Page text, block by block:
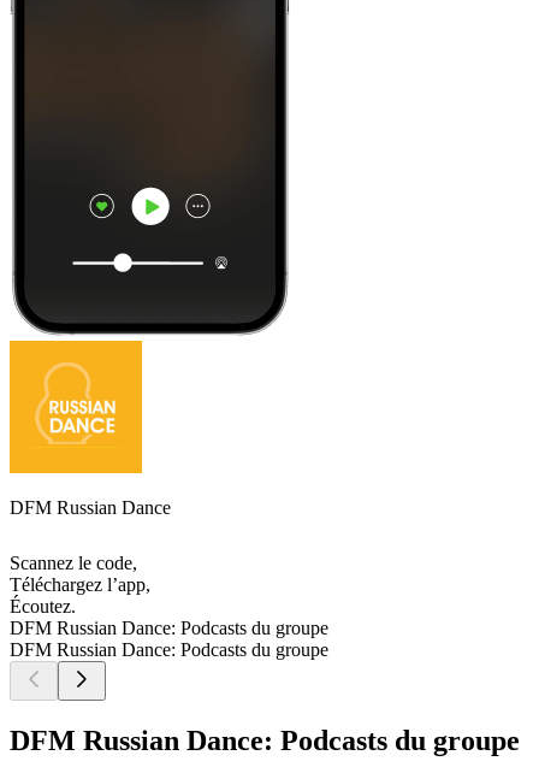
DFM Russian Dance
Scannez le code,
Téléchargez l’app,
Écoutez.
DFM Russian Dance: Podcasts du groupe
DFM Russian Dance: Podcasts du groupe
DFM Russian Dance: Podcasts du groupe